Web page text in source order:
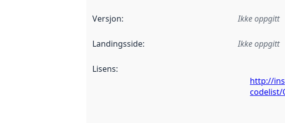
Versjon: Ikke oppgitt
Landingsside: Ikke oppgitt
Lisens:
http://
codelist/